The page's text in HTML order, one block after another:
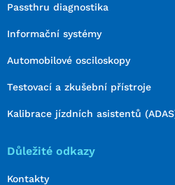
Passthru diagnostika
Informační systémy
Automobilové osciloskopy
Testovací a zkušební přístroje
Kalibrace jízdních asistentů
Důležité odkazy
Kontakty